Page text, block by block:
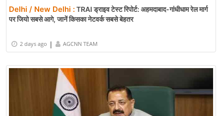
Delhi / New Delhi :TRAI ड्राइव टेस्ट रिपोर्ट: अहमदाबाद-गांधीधाम रेल मार्ग
पर जियो सबसे आगे, जानें किसका नेटवर्क सबसे बेहतर
2 days ago | AGCNN TEAM